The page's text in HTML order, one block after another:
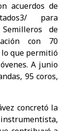
acuerdos de
para
de
con 70
que permitió
A junio
95 coros,
concretó la